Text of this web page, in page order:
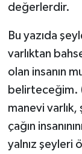
değerlerdir.
Bu yazıda
varlıktan
olan insanın
belirteceğim.
manevi varlık,
çağın
yalnız şeyleri